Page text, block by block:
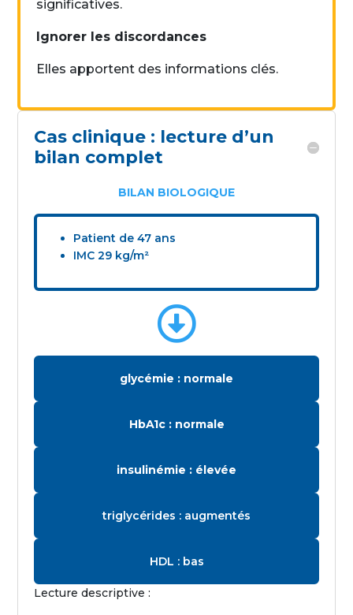
significatives.
Ignorer les discordances
Elles apportent des informations clés.
Cas clinique : lecture d’un
bilan complet
BILAN BIOLOGIQUE
Patient de 47 ans
IMC 29 kg/m²

glycémie : normale
HbA1c : normale
insulinémie : élevée
triglycérides : augmentés
HDL : bas
Lecture descriptive :